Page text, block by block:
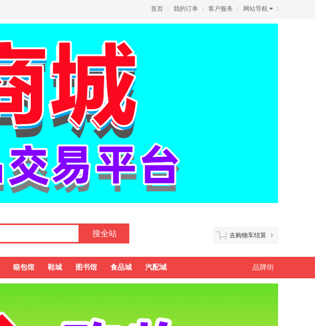
首页 我的订单 客户服务 网站导航
去购物车结算
箱包馆 鞋城 图书馆 食品城 汽配城 品牌街